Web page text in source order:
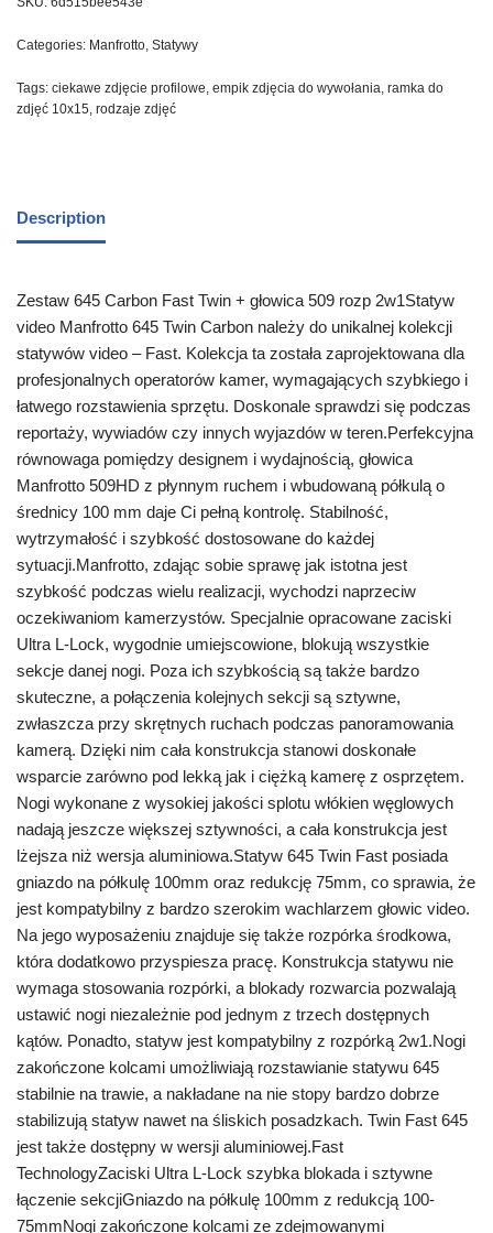
Categories: Manfrotto Statywy
Tags: ciekawe zdjęcie profilowe empik zdjęcia do wywołania ramka do
zdjęć 10x15 rodzaje zdjęć
Description
Zestaw 645 Carbon Fast Twin + głowica 509 rozp 2w1Statyw
video Manfrotto 645 Twin Carbon należy do unikalnej kolekcji
statywów video – Fast. Kolekcja ta została zaprojektowana dla
profesjonalnych operatorów kamer, wymagających szybkiego i
łatwego rozstawienia sprzętu. Doskonale sprawdzi się podczas
reportaży, wywiadów czy innych wyjazdów w teren.Perfekcyjna
równowaga pomiędzy designem i wydajnością, głowica
Manfrotto 509HD z płynnym ruchem i wbudowaną półkulą o
średnicy 100 mm daje Ci pełną kontrolę. Stabilność,
wytrzymałość i szybkość dostosowane do każdej
sytuacji.Manfrotto, zdając sobie sprawę jak istotna jest
szybkość podczas wielu realizacji, wychodzi naprzeciw
oczekiwaniom kamerzystów. Specjalnie opracowane zaciski
Ultra L-Lock, wygodnie umiejscowione, blokują wszystkie
sekcje danej nogi. Poza ich szybkością są także bardzo
skuteczne, a połączenia kolejnych sekcji są sztywne,
zwłaszcza przy skrętnych ruchach podczas panoramowania
kamerą. Dzięki nim cała konstrukcja stanowi doskonałe
wsparcie zarówno pod lekką jak i ciężką kamerę z osprzętem.
Nogi wykonane z wysokiej jakości splotu włókien węglowych
nadają jeszcze większej sztywności, a cała konstrukcja jest
lżejsza niż wersja aluminiowa.Statyw 645 Twin Fast posiada
gniazdo na półkulę 100mm oraz redukcję 75mm, co sprawia, że
jest kompatybilny z bardzo szerokim wachlarzem głowic video.
Na jego wyposażeniu znajduje się także rozpórka środkowa,
która dodatkowo przyspiesza pracę. Konstrukcja statywu nie
wymaga stosowania rozpórki, a blokady rozwarcia pozwalają
ustawić nogi niezależnie pod jednym z trzech dostępnych
kątów. Ponadto, statyw jest kompatybilny z rozpórką 2w1.Nogi
zakończone kolcami umożliwiają rozstawianie statywu 645
stabilnie na trawie, a nakładane na nie stopy bardzo dobrze
stabilizują statyw nawet na śliskich posadzkach. Twin Fast 645
jest także dostępny w wersji aluminiowej.Fast
TechnologyZaciski Ultra L-Lock szybka blokada i sztywne
łączenie sekcjiGniazdo na półkulę 100mm z redukcją 100-
75mmNogi zakończone kolcami ze zdejmowanymi